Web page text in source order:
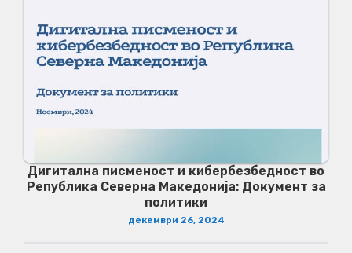
Дигитална писменост и кибербезбедност во
Република Северна Македонија: Документ за
политики
декември 26, 2024